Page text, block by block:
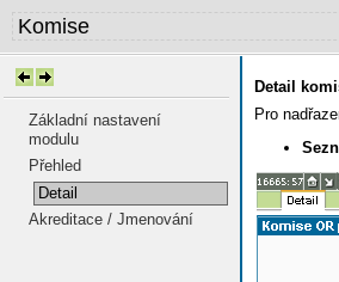
Základní nastavení
modulu
Přehled
Detail
Akreditace / Jmenování
Detail
Pro